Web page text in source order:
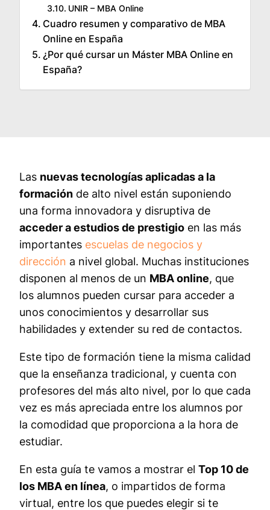
UNIR – MBA Online
Cuadro resumen y comparativo de MBA
Online en España
¿Por qué cursar un Máster MBA Online en
España?
Las nuevas tecnologías aplicadas a la
formación de alto nivel están suponiendo
una forma innovadora y disruptiva de
acceder a estudios de prestigio en las más
importantes escuelas de negocios y
dirección a nivel global. Muchas instituciones
disponen al menos de un MBA online, que
los alumnos pueden cursar para acceder a
unos conocimientos y desarrollar sus
habilidades y extender su red de contactos.
Este tipo de formación tiene la misma calidad
que la enseñanza tradicional, y cuenta con
profesores del más alto nivel, por lo que cada
vez es más apreciada entre los alumnos por
la comodidad que proporciona a la hora de
estudiar.
En esta guía te vamos a mostrar el Top 10 de
los MBA en línea, o impartidos de forma
virtual, entre los que puedes elegir si te